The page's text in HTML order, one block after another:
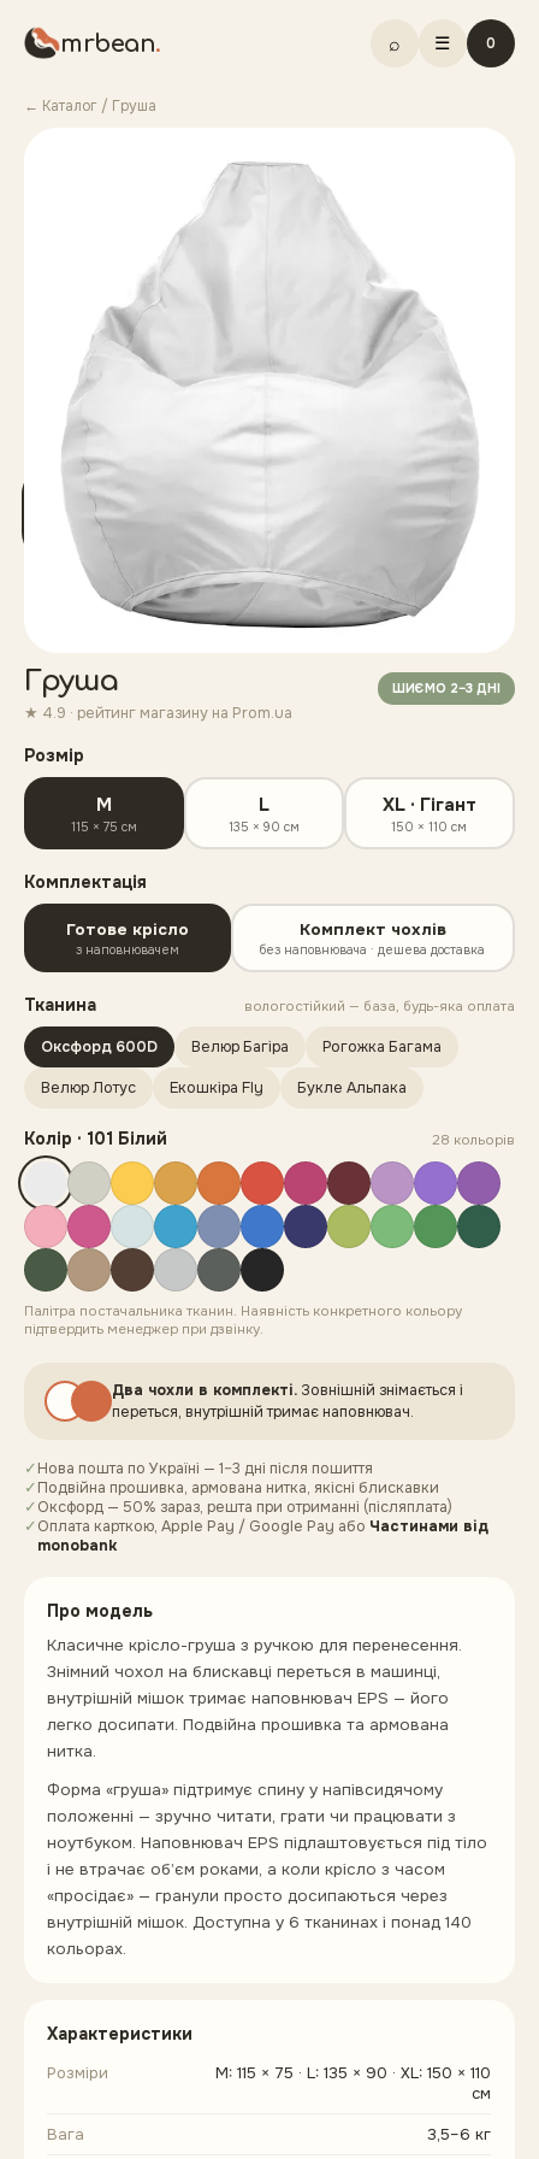
mrbean. ⌕ ☰ 0
← Каталог / Груша
▶
цех
Груша
★ 4.9 · рейтинг магазину на Prom.ua
ШИЄМО 2–3 ДНІ
Розмір
M
115 × 75 см
L
135 × 90 см
XL · Гігант
150 × 110 см
Комплектація
Готове крісло
з наповнювачем
Комплект чохлів
без наповнювача · дешева доставка
Тканина вологостійкий — база, будь-яка оплата
Оксфорд 600D Велюр Багіра Рогожка Багама
Велюр Лотус Екошкіра Fly Букле Альпака
Колір · 101 Білий 28 кольорів
Палітра постачальника тканин. Наявність конкретного кольору
підтвердить менеджер при дзвінку.
Два чохли в комплекті. Зовнішній знімається і
переться, внутрішній тримає наповнювач.
✓Нова пошта по Україні — 1–3 дні після пошиття
✓Подвійна прошивка, армована нитка, якісні блискавки
✓Оксфорд — 50% зараз, решта при отриманні (післяплата)
✓Оплата карткою, Apple Pay / Google Pay або Частинами від
monobank
Про модель
Класичне крісло-груша з ручкою для перенесення.
Знімний чохол на блискавці переться в машинці,
внутрішній мішок тримає наповнювач EPS — його
легко досипати. Подвійна прошивка та армована
нитка.
Форма «груша» підтримує спину у напівсидячому
положенні — зручно читати, грати чи працювати з
ноутбуком. Наповнювач EPS підлаштовується під тіло
і не втрачає об’єм роками, а коли крісло з часом
«просідає» — гранули просто досипаються через
внутрішній мішок. Доступна у 6 тканинах і понад 140
кольорах.
Характеристики
Розміри
M: 115 × 75 · L: 135 × 90 · XL: 150 × 110
см
Вага
3,5–6 кг